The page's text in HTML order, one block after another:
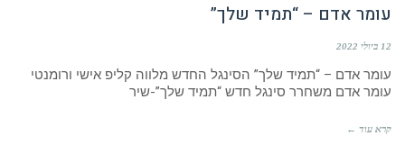
עומר אדם – “תמיד שלך”
12 ביולי 2022
עומר אדם – “תמיד שלך” הסינגל החדש מלווה קליפ אישי ורומנטי
עומר אדם משחרר סינגל חדש “תמיד שלך”-שיר
קרא עוד ←